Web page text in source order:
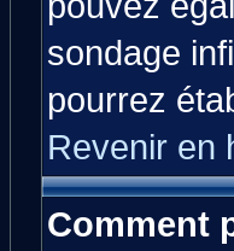
sondage
pourrez
Revenir en
Comment